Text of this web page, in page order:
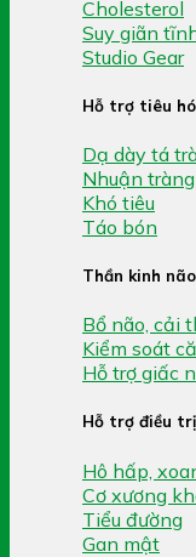
Cholesterol
Suy giãn
Studio Gear
Hỗ trợ tiêu
Dạ dày tá
Nhuận tràng
Khó tiêu
Táo bón
Thần kinh não
Bổ não, cải
Kiểm soát
Hỗ trợ giấc
Hỗ trợ điều trị
Hô hấp,
Cơ xương
Tiểu đường
Gan mật